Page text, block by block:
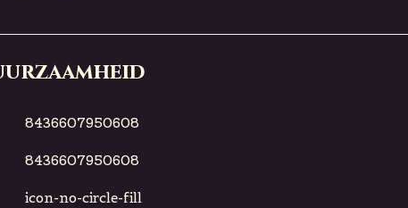
8436607950608
8436607950608
icon-no-circle-fill